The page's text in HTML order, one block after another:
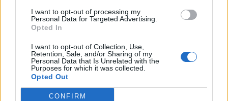
I want to opt-out of processing my
Personal Data for Targeted Advertising.
Opted In
I want to opt-out of Collection, Use,
Retention, Sale, and/or Sharing of my
Personal Data that Is Unrelated with the
Purposes for which it was collected.
Opted Out
CONFIRM